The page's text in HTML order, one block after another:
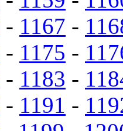
- 1167 -
- 1175 -
- 1183 -
- 1191 -